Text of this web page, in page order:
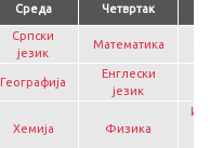
Среда Четвртак
Српски
језик
Математика
Географија
Енглески
језик
Хемија Физика